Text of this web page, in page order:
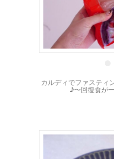
カルディでファスティ
♪〜回復食が